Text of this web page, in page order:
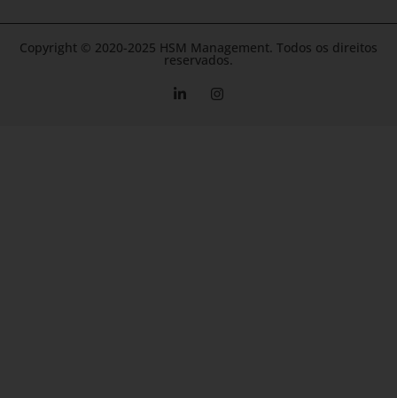
Copyright © 2020-2025 HSM Management. Todos os direitos
reservados.